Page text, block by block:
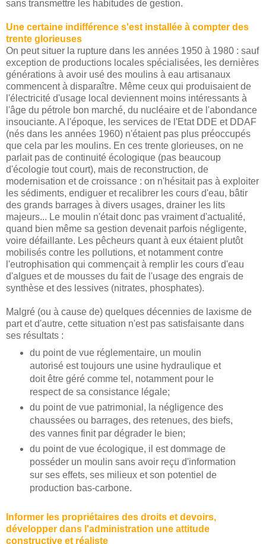
sans transmettre les habitudes de gestion.
Une certaine indifférence s'est installée à compter des
trente glorieuses
On peut situer la rupture dans les années 1950 à 1980 : sauf
exception de productions locales spécialisées, les dernières
générations à avoir usé des moulins à eau artisanaux
commencent à disparaître. Même ceux qui produisaient de
l'électricité d'usage local deviennent moins intéressants à
l'âge du pétrole bon marché, du nucléaire et de l'abondance
insouciante. A l'époque, les services de l'Etat DDE et DDAF
(nés dans les années 1960) n'étaient pas plus préoccupés
que cela par les moulins. En ces trente glorieuses, on ne
parlait pas de continuité écologique (pas beaucoup
d'écologie tout court), mais de reconstruction, de
modernisation et de croissance : on n'hésitait pas à exploiter
les sédiments, endiguer et recalibrer les cours d'eau, bâtir
des grands barrages à divers usages, drainer les lits
majeurs... Le moulin n'était donc pas vraiment d'actualité,
quand bien même sa gestion devenait parfois négligente,
voire défaillante. Les pêcheurs quant à eux étaient plutôt
mobilisés contre les pollutions, et notamment contre
l'eutrophisation qui commençait à remplir les cours d'eau
d'algues et de mousses du fait de l'usage des engrais de
synthèse et des lessives (nitrates, phosphates).
Malgré (ou à cause de) quelques décennies de laxisme de
part et d'autre, cette situation n'est pas satisfaisante dans
ses résultats :
du point de vue réglementaire, un moulin
autorisé est toujours une usine hydraulique et
doit être géré comme tel, notamment pour le
respect de sa consistance légale;
du point de vue patrimonial, la négligence des
chaussées ou barrages, des retenues, des biefs,
des vannes finit par dégrader le bien;
du point de vue écologique, il est dommage de
posséder un moulin sans avoir reçu d'information
sur ses effets, ses milieux et son potentiel de
production bas-carbone.
Informer les propriétaires des droits et devoirs,
développer dans l'administration une attitude
constructive et réaliste